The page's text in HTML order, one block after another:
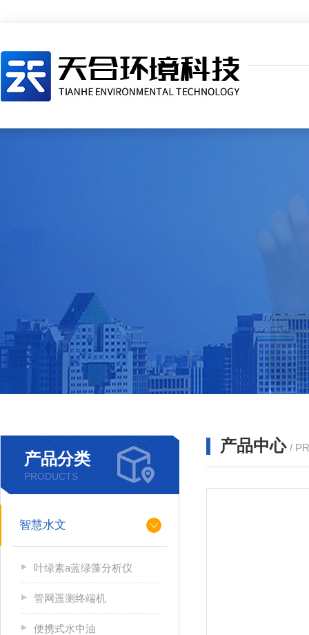
产品分类
PRODUCTS
智慧水文
叶绿素a蓝绿藻分析仪
管网遥测终端机
便携式水中油
产品中心 /